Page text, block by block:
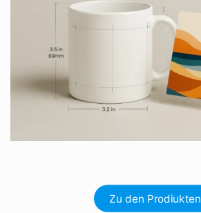
Zu den Prodiukten